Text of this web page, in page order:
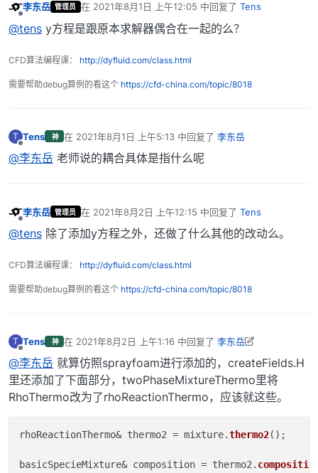
            Yi.max(0.0);
离线
李东岳 管理员 在 2021年8月1日 上午12:05 中回复了 Tens
最后由 编辑
@tens y方程是跟原本求解器偶合在一起的么？
CFD算法编程课： http://dyfluid.com/class.html
需要帮助debug算例的看这个 https://cfd-china.com/topic/8018
T Tens 神 在 2021年8月1日 上午5:13中回复了 李东岳
最后由 编辑
@李东岳 老师说的耦合具体是指什么呢
李东岳 管理员 在 2021年8月2日 上午12:15 中回复了 Tens
最后由 编辑
@tens 除了添加y方程之外，还做了什么其他的改动么。
CFD算法编程课： http://dyfluid.com/class.html
需要帮助debug算例的看这个 https://cfd-china.com/topic/8018
T
离线
Tens 神 在 2021年8月2日 上午1:16中回复了 李东岳
最后由 Tens 编辑 2021年8月2日 上午9:18
@李东岳 就算仿照sprayfoam进行添加的，createFields.H
里还添加了下面部分，twoPhaseMixtureThermo里将
RhoThermo改为了rhoReactionThermo，应该就这些。
rhoReactionThermo& thermo2 = mixture.thermo2();
basicSpecieMixture& composition = thermo2.